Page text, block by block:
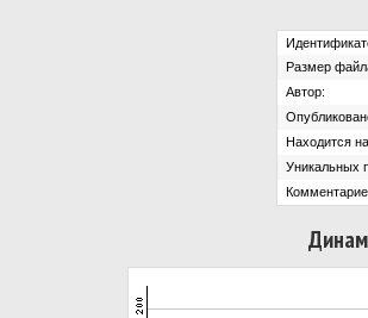
Размер
Автор:
Находится
Уникальных